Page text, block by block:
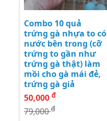
Combo 10 quả
trứng gà nhựa to có
nước bên trong (cỡ
trứng to gần như
trứng gà thật) làm
mồi cho gà mái đẻ,
trứng gà giả
50,000 đ
79,000đ